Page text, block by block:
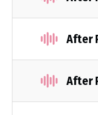
After
After